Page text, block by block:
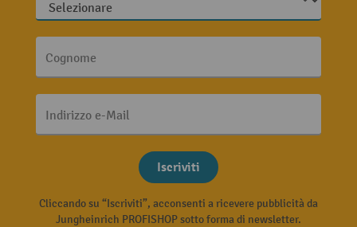
Cognome
Indirizzo e-Mail
Iscriviti
Cliccando su “Iscriviti”, acconsenti a ricevere pubblicità da
Jungheinrich PROFISHOP sotto forma di newsletter.